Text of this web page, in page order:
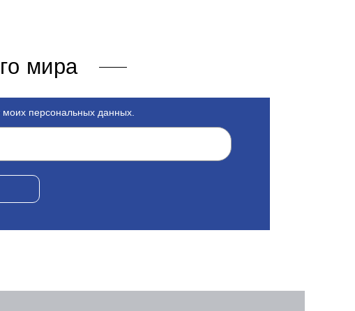
мира
персональных данных.